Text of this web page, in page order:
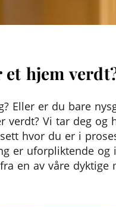
et hjem
Eller er du bare
verdt? Vi tar deg og
hvor du er i
er uforpliktende og
en av våre dyktige